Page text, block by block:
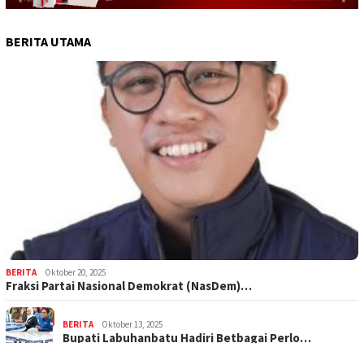
BERITA UTAMA
BERITA Oktober 20, 2025
Fraksi Partai Nasional Demokrat (NasDem)…
BERITA Oktober 13, 2025
Bupati Labuhanbatu Hadiri Betbagai Perlo…